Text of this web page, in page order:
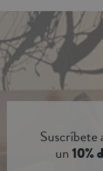
Suscríbete
un10%